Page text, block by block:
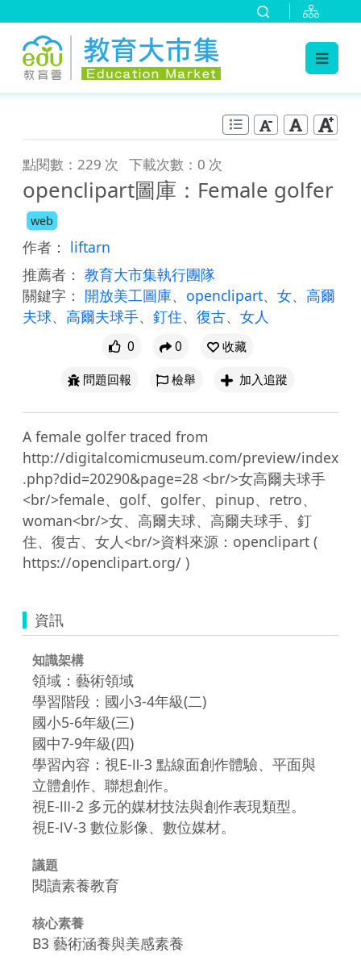
點閱數：229 次 下載次數：0 次
openclipart圖庫：Female golfer
web
作者： liftarn
推薦者： 教育大市集執行團隊
關鍵字： 開放美工圖庫、 openclipart、 女、 高爾
夫球、 高爾夫球手、 釘住、 復古、 女人
0 0
收藏
問題回報
檢舉 加入追蹤
A female golfer traced from
http://digitalcomicmuseum.com/preview/index
.php?did=20290&page=28 <br/>女高爾夫球手
<br/>female、golf、golfer、pinup、retro、
woman<br/>女、高爾夫球、高爾夫球手、釘
住、復古、女人<br/>資料來源：openclipart (
資訊
知識架構
領域：藝術領域
學習階段：國小3-4年級(二)
國小5-6年級(三)
國中7-9年級(四)
學習內容：視E-Ⅱ-3 點線面創作體驗、平面與
立體創作、聯想創作。
視E-Ⅲ-2 多元的媒材技法與創作表現類型。
視E-Ⅳ-3 數位影像、數位媒材。
議題
閱讀素養教育
核心素養
B3 藝術涵養與美感素養